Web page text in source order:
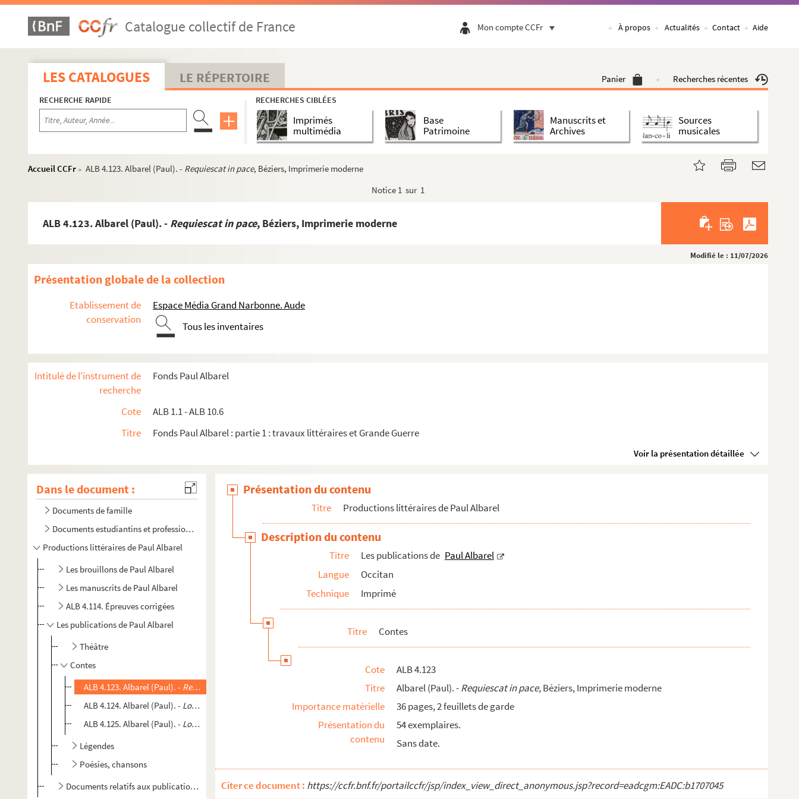
Catalogue collectif de France Mon compte CCFr À propos Actualités Contact Aide
LES CATALOGUES LE RÉPERTOIRE Panier Recherches récentes
RECHERCHE RAPIDE RECHERCHES CIBLÉES
Imprimés
multimédia
Base
Patrimoine
Manuscrits et
Archives
Sources
musicales
Accueil CCFr > ALB 4.123. Albarel (Paul). - Requiescat in pace, Béziers, Imprimerie moderne
Notice 1 sur 1
ALB 4.123. Albarel (Paul). - Requiescat in pace, Béziers, Imprimerie moderne
Modifié le : 11/07/2026
Présentation globale de la collection
Etablissement de
conservation
Espace Média Grand Narbonne. Aude
Tous les inventaires
Intitulé de l'instrument de
recherche
Fonds Paul Albarel
Cote
ALB 1.1 - ALB 10.6
Titre
Fonds Paul Albarel : partie 1 : travaux littéraires et Grande Guerre
Voir la présentation détaillée
Dans le document :
Documents de famille
Documents estudiantins et professionnels
Productions littéraires de Paul Albarel
Les brouillons de Paul Albarel
Les manuscrits de Paul Albarel
ALB 4.114. Épreuves corrigées
Les publications de Paul Albarel
Théâtre
Contes
ALB 4.123. Albarel (Paul). - Requiescat in pace
ALB 4.124. Albarel (Paul). - Lou ministre
, Narbonne, Estampariè dal Lengodoc
ALB 4.125. Albarel (Paul). - Lou pantaloun coulant
, Toulouse, A la "Terro d'Oc"
Légendes
Poésies, chansons
Documents relatifs aux publications de Paul Albarel
Présentation du contenu
Titre Productions littéraires de Paul Albarel
Description du contenu
Titre Les publications de Paul Albarel
Langue
Occitan
Technique
Imprimé
Titre Contes
Cote
ALB 4.123
Titre
Albarel (Paul). -Requiescat in pace, Béziers, Imprimerie moderne
Importance matérielle
36 pages, 2 feuillets de garde
Présentation du
contenu
54 exemplaires.
Sans date.
Citer ce document : https://ccfr.bnf.fr/portailccfr/jsp/index_view_direct_anonymous.jsp?record=eadcgm:EADC:b1707045